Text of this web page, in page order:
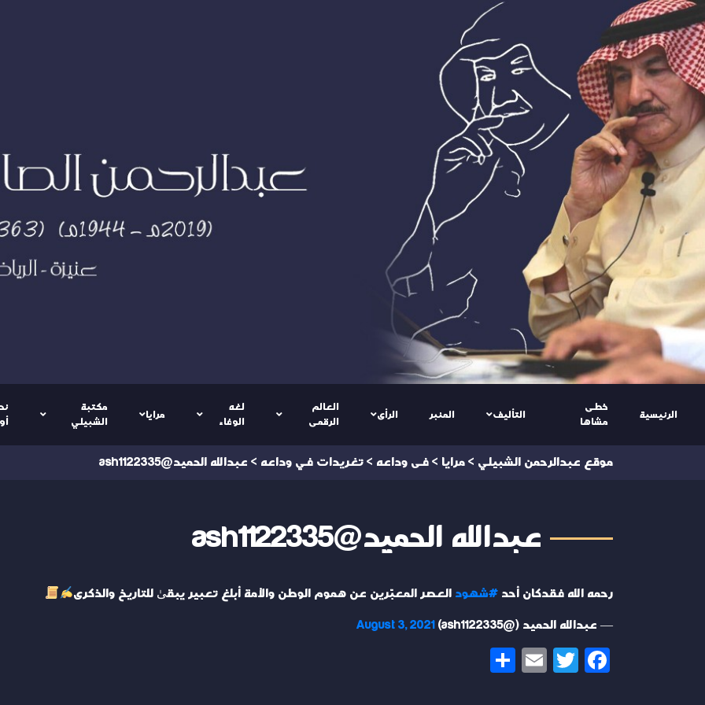
الرئيسية
خطى
مشاها
التأليف المنبر الرأى
العالم
الرقمى
لغه
الوفاء
مرايا
مكتبة
الشبيلي
موقع عبدالرحمن الشبيلي > مرايا > فى وداعه > تغريدات في وداعه > عبدالله الحميد@ash1122335
عبدالله الحميد@ash1122335
رحمه الله فقدكان أحد #شهود العصر المعبّرين عن هموم الوطن والأمة أبلغ تعبير يبقىٰ للتاريخ والذكرى
— عبدالله الحميد (@ash1122335) August 3, 2021
Facebook
Twitter
Email